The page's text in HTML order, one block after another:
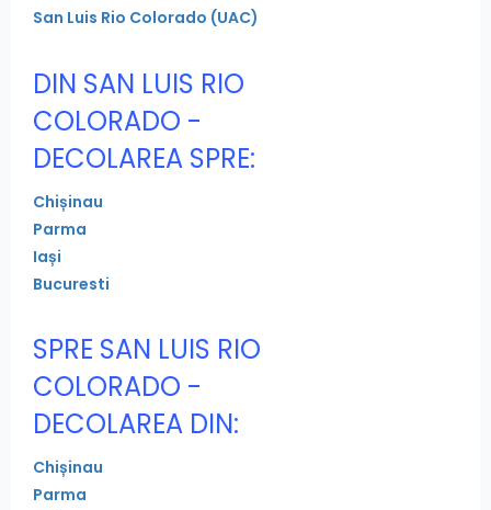
San Luis Rio Colorado (UAC)
DIN SAN LUIS RIO
COLORADO -
DECOLAREA SPRE:
Chișinau
Parma
Iași
Bucuresti
SPRE SAN LUIS RIO
COLORADO -
DECOLAREA DIN:
Chișinau
Parma